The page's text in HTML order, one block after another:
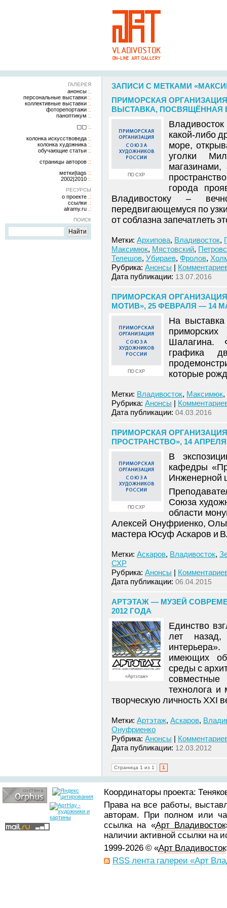
ГАЛЕРЕЯ
анонсы
персональные выставки
коллективные выставки
фоторепортажи
паноптикум
▢▢
колонка искусствоведа
колонка художника
обучающие статьи
страницы авторов
метки|tags
2002|2010
РЕСУРСЫ
о проекте
ссылки
alramy.ru
ПОИСК
ЗАПИСИ С МЕТКАМИ
ПРИМОРСКАЯ
ВЫСТАВКА, ПОСВЯЩЁННАЯ
ПО СХР
какой-либо
море,
уголки
города
Владивостоку –
передвигающемуся по
от соблазна запечатлеть
Метки: Архипова, Владивосток,
Максимюк, Мястовский,
Телешов, Убираев, Фролов,
Рубрика: Анонсы |
Дата публикации: 13.07.2016
ПРИМОРСКАЯ
МОТИВ», 25 ФЕВРАЛЯ — 14
ПО СХР
На
Шалагина.
графика
которые
Метки: Владивосток, Максимюк,
Рубрика: Анонсы |
Дата публикации: 04.03.2016
ПРИМОРСКАЯ
ПРОСТРАНСТВО», 14
ПО СХР
В
кафедры
Инженерной
Союза
области
Алексей Онуфриенко,
мастера Юсуф Аскаров и
Метки: Аскаров, Владивосток,
СХР
Рубрика: Анонсы |
Дата публикации: 06.04.2015
АРТЭТАЖ — МУЗЕЙ
2012 ГОДА
«Артэтаж»
Единство
лет назад,
имеющих
среды с
технолога и
творческую личность ХХI
Метки: Артэтаж, Аскаров,
Онуфриенко
Рубрика: Анонсы |
Дата публикации: 12.03.2012
Страница 1 из 1 1
Координаторы проекта:
Права на все работы,
авторам. При полном или
ссылка на «Арт Владивосток
наличии активной ссылки на
1999-2026 © «Арт Владивосток
RSS лента галереи «Арт